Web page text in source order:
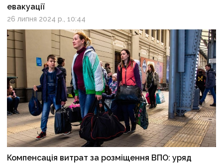
евакуації
26 липня 2024 р., 10:44
Компенсація витрат за розміщення ВПО: уряд